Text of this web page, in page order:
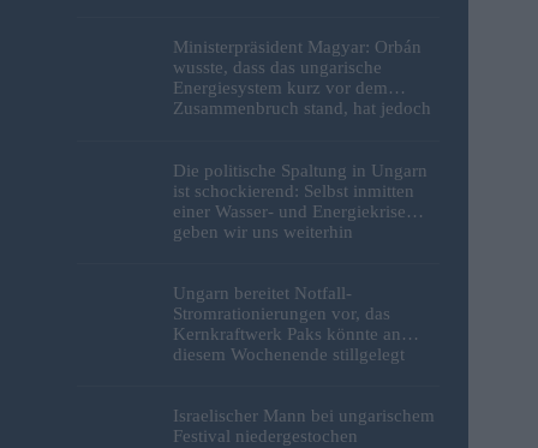
Ministerpräsident Magyar: Orbán
wusste, dass das ungarische
Energiesystem kurz vor dem
Zusammenbruch stand, hat jedoch
Die politische Spaltung in Ungarn
ist schockierend: Selbst inmitten
einer Wasser- und Energiekrise
geben wir uns weiterhin
Ungarn bereitet Notfall-
Stromrationierungen vor, das
Kernkraftwerk Paks könnte an
diesem Wochenende stillgelegt
Israelischer Mann bei ungarischem
Festival niedergestochen